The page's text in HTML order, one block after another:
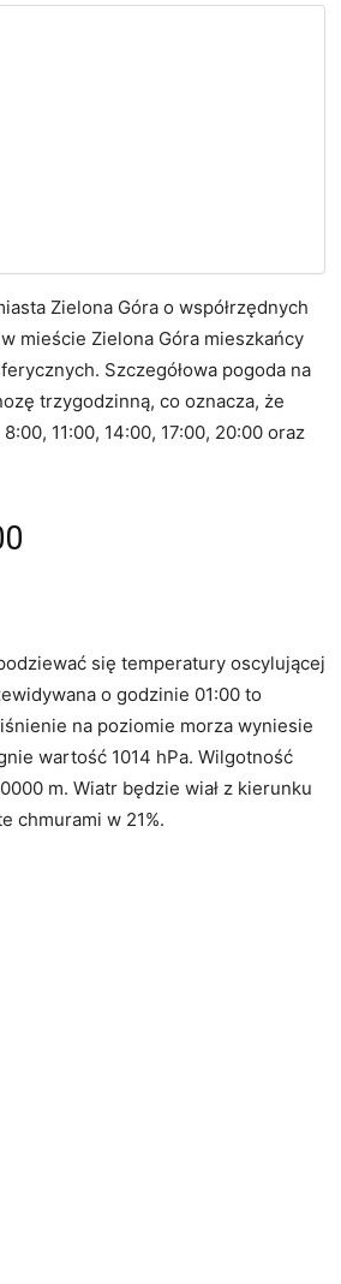
Zielona Góra o współrzędnych
mieście Zielona Góra mieszkańcy
Szczegółowa pogoda na
trzygodzinną, co oznacza, że
11:00, 14:00, 17:00, 20:00 oraz
się temperatury oscylującej
o godzinie 01:00 to
na poziomie morza wyniesie
wartość 1014 hPa. Wilgotność
m. Wiatr będzie wiał z kierunku
chmurami w 21%.